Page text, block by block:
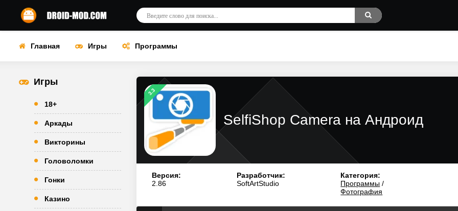
Главная Игры Программы
Игры
18+
Аркады
Викторины
Головоломки
Гонки
Казино
3.3
SelfiShop Camera на Андроид
Версия:
2.86
Разработчик:
SoftArtStudio
Категория:
Программы /
Фотография